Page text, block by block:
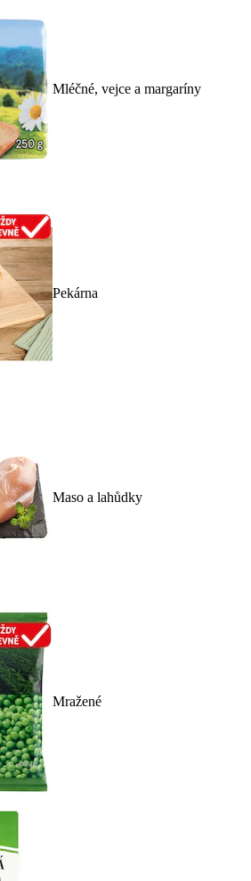
Mléčné, vejce a margaríny
Pekárna
Maso a lahůdky
Mražené